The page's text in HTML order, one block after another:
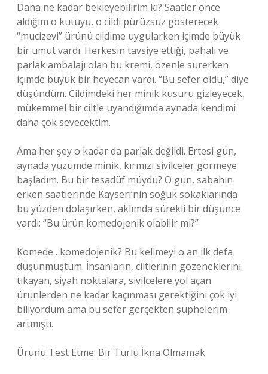
Daha ne kadar bekleyebilirim ki? Saatler önce
aldığım o kutuyu, o cildi pürüzsüz gösterecek
“mucizevi” ürünü cildime uygularken içimde büyük
bir umut vardı. Herkesin tavsiye ettiği, pahalı ve
parlak ambalajı olan bu kremi, özenle sürerken
içimde büyük bir heyecan vardı. “Bu sefer oldu,” diye
düşündüm. Cildimdeki her minik kusuru gizleyecek,
mükemmel bir ciltle uyandığımda aynada kendimi
daha çok sevecektim.
Ama her şey o kadar da parlak değildi. Ertesi gün,
aynada yüzümde minik, kırmızı sivilceler görmeye
başladım. Bu bir tesadüf müydü? O gün, sabahın
erken saatlerinde Kayseri’nin soğuk sokaklarında
bu yüzden dolaşırken, aklımda sürekli bir düşünce
vardı: “Bu ürün komedojenik olabilir mi?”
Komede…komedojenik? Bu kelimeyi o an ilk defa
düşünmüştüm. İnsanların, ciltlerinin gözeneklerini
tıkayan, siyah noktalara, sivilcelere yol açan
ürünlerden ne kadar kaçınması gerektiğini çok iyi
biliyordum ama bu sefer gerçekten şüphelerim
artmıştı.
Ürünü Test Etme: Bir Türlü İkna Olmamak